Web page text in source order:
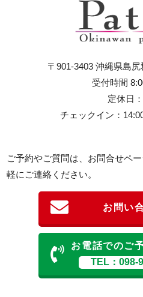
〒901-3403 沖縄県島
受付時間
定休日
チェックイン：
ご予約やご質問は、お問合せペ
軽にご連絡ください。
お問い
お電話でのご
TEL：098-